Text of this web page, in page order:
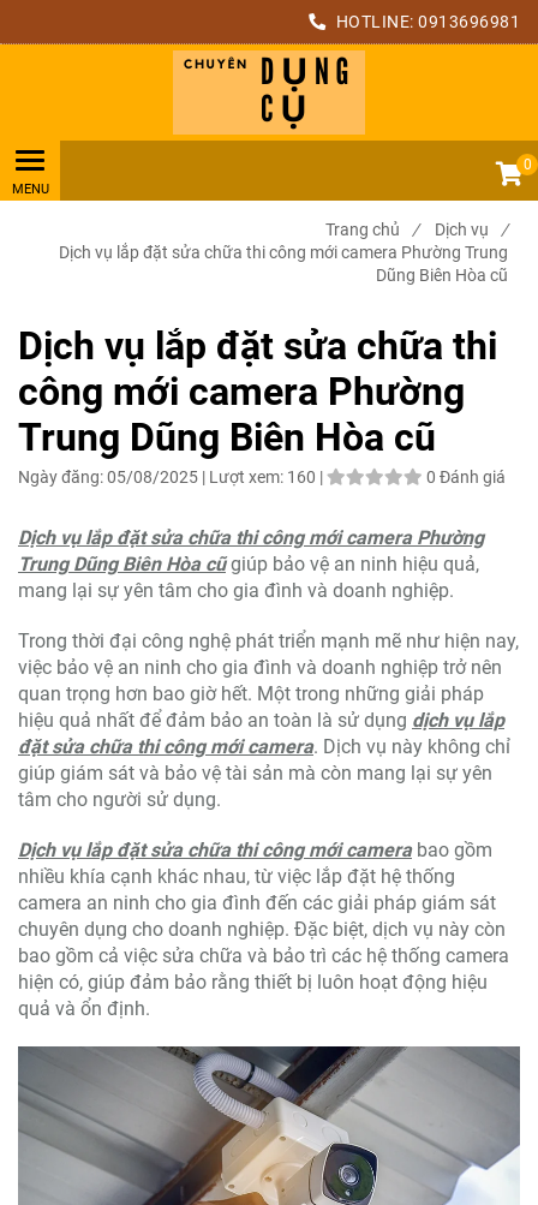
HOTLINE: 0913696981
0
Trang chủ / Dịch vụ
/
Dịch vụ lắp đặt sửa chữa thi công mới camera Phường Trung
Dũng Biên Hòa cũ
Dịch vụ lắp đặt sửa chữa thi
công mới camera Phường
Trung Dũng Biên Hòa cũ
Ngày đăng:05/08/2025 | Lượt xem: 160 | 0 Đánh giá
Dịch vụ lắp đặt sửa chữa thi công mới camera Phường
Trung Dũng Biên Hòa cũgiúp bảo vệ an ninh hiệu quả,
mang lại sự yên tâm cho gia đình và doanh nghiệp.
Trong thời đại công nghệ phát triển mạnh mẽ như hiện nay,
việc bảo vệ an ninh cho gia đình và doanh nghiệp trở nên
quan trọng hơn bao giờ hết. Một trong những giải pháp
hiệu quả nhất để đảm bảo an toàn là sử dụng dịch vụ lắp
đặt sửa chữa thi công mới camera. Dịch vụ này không chỉ
giúp giám sát và bảo vệ tài sản mà còn mang lại sự yên
tâm cho người sử dụng.
Dịch vụ lắp đặt sửa chữa thi công mới camerabao gồm
nhiều khía cạnh khác nhau, từ việc lắp đặt hệ thống
camera an ninh cho gia đình đến các giải pháp giám sát
chuyên dụng cho doanh nghiệp. Đặc biệt, dịch vụ này còn
bao gồm cả việc sửa chữa và bảo trì các hệ thống camera
hiện có, giúp đảm bảo rằng thiết bị luôn hoạt động hiệu
quả và ổn định.